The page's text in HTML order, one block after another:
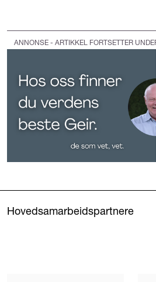
ANNONSE - ARTIKKEL FORTSETTER
Hovedsamarbeidspartnere